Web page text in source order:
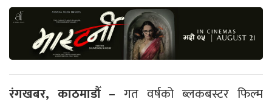
रंगखबर, काठमाडौँ – गत वर्षको ब्लकबस्टर फिल्म